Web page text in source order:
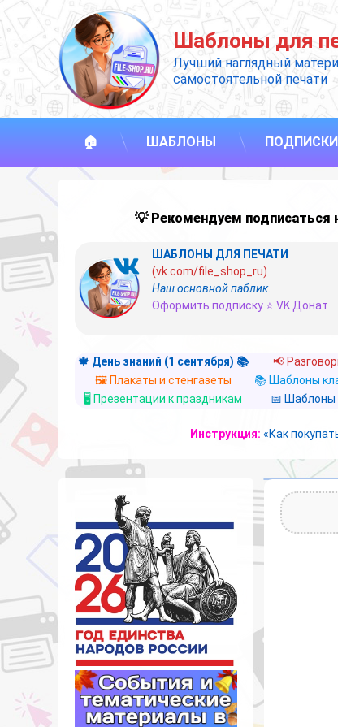
Перейти
к
содержимому
Шаблоны для
Лучший наглядный
самостоятельной печати
🏠 ШАБЛОНЫ ПОДПИСКИ
💡 Рекомендуем подписаться
ШАБЛОНЫ ДЛЯ ПЕЧАТИ
(vk.com/file_shop_ru)
Наш основной паблик.
Оформить подписку ⭐ VK Донат
🍁 День знаний (1 сентября) 📚 📢
🖼️ Плакаты и стенгазеты
📚 Шаблоны
🖥️ Презентации к праздникам
📅 Шаблоны
Инструкция: «Как